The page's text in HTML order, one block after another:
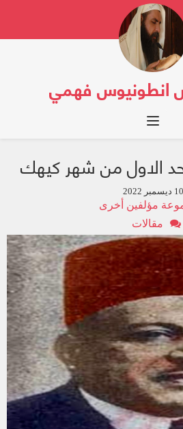
انطونيوس فهمي
Toggle navigation
الاول من شهر كيهك
10 ديسمبر 2022
مؤلفين أخرى
مقالات